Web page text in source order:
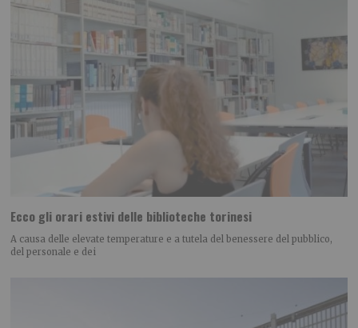
Ecco gli orari estivi delle biblioteche torinesi
A causa delle elevate temperature e a tutela del benessere del pubblico,
del personale e dei